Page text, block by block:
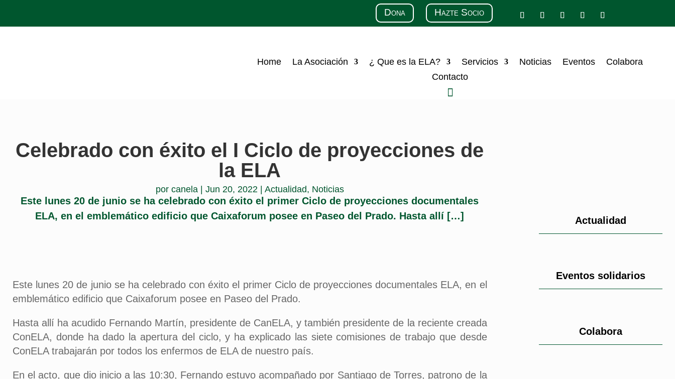
Dona Hazte Socio
Home La Asociación ¿ Que es la ELA? Servicios Noticias Eventos
Colabora
Contacto
Celebrado con éxito el I Ciclo de proyecciones de
la ELA
por canela| Jun 20, 2022 | Actualidad, Noticias
Este lunes 20 de junio se ha celebrado con éxito el primer Ciclo de proyecciones documentales
ELA, en el emblemático edificio que Caixaforum posee en Paseo del Prado. Hasta allí […]
Este lunes 20 de junio se ha celebrado con éxito el primer Ciclo de proyecciones documentales ELA, en el
emblemático edificio que Caixaforum posee en Paseo del Prado.
Hasta allí ha acudido Fernando Martín, presidente de CanELA, y también presidente de la reciente creada
ConELA, donde ha dado la apertura del ciclo, y ha explicado las siete comisiones de trabajo que desde
ConELA trabajarán por todos los enfermos de ELA de nuestro país.
En el acto, que dio inicio a las 10:30, Fernando estuvo acompañado por Santiago de Torres, patrono de la
Actualidad
Eventos solidarios
Colabora